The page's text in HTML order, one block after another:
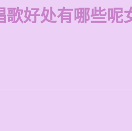
歌好处有哪些呢